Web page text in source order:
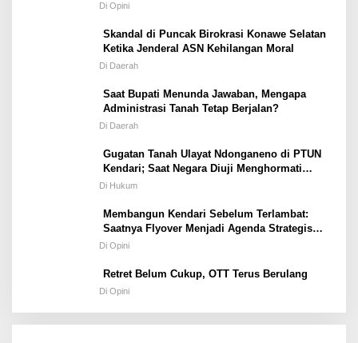
Masyarakat Pulau Wawonii
Di Opini
Skandal di Puncak Birokrasi Konawe Selatan
Ketika Jenderal ASN Kehilangan Moral
Di Daerah
Saat Bupati Menunda Jawaban, Mengapa
Administrasi Tanah Tetap Berjalan?
Di Daerah
Gugatan Tanah Ulayat Ndonganeno di PTUN
Kendari; Saat Negara Diuji Menghormati
Hukum atau Kekuasaan
Di Hukum
Membangun Kendari Sebelum Terlambat:
Saatnya Flyover Menjadi Agenda Strategis
Kota
Di Opini
Retret Belum Cukup, OTT Terus Berulang
Di Opini